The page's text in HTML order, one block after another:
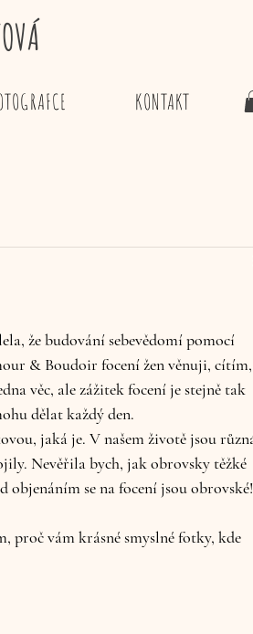
KONTAKT
že budování sebevědomí pomocí
& Boudoir focení žen věnuji, cítím,
věc, ale zážitek focení je stejně tak
dělat každý den.
Nevěřila bych, jak obrovsky těžké
se na focení jsou obrovské!
proč vám krásné smyslné fotky, kde